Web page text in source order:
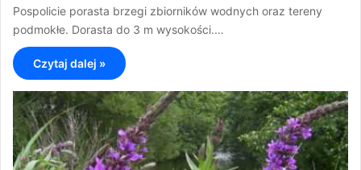
Pospolicie porasta brzegi zbiorników wodnych oraz tereny
podmokłe. Dorasta do 3 m wysokości.…
Czytaj dalej »